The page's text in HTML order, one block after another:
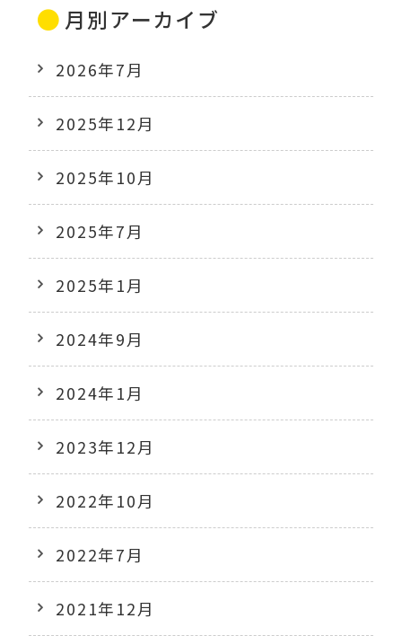
月別アーカイブ
2026年7月
2025年12月
2025年10月
2025年7月
2025年1月
2024年9月
2024年1月
2023年12月
2022年10月
2022年7月
2021年12月